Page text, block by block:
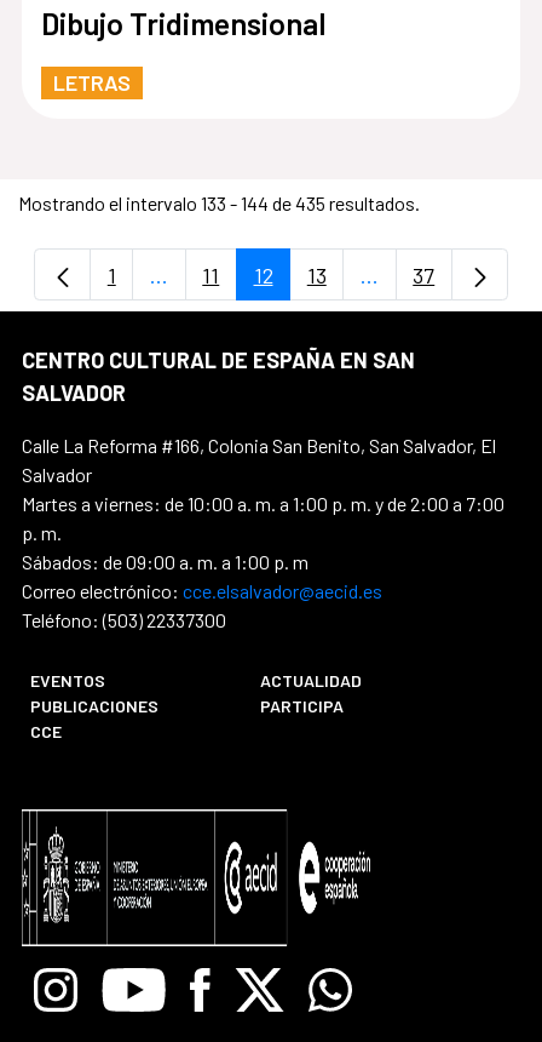
Dibujo Tridimensional
LETRAS
Mostrando el intervalo 133 - 144 de 435 resultados.
Página
1 ...Páginas intermedias Use TAB para
Página
11 Página
12 Página
13 ...PáginasPágina
37
CENTRO CULTURAL DE ESPAÑA EN SAN
SALVADOR
Calle La Reforma #166, Colonia San Benito, San Salvador, El
Salvador
Martes a viernes: de 10:00 a. m. a 1:00 p. m. y de 2:00 a 7:00
p. m.
Sábados: de 09:00 a. m. a 1:00 p. m
Correo electrónico: cce.elsalvador@aecid.es
Teléfono: (503) 22337300
EVENTOS
ACTUALIDAD
PUBLICACIONES
PARTICIPA
CCE
InstagramYoutube Facebook
X Whatsapp